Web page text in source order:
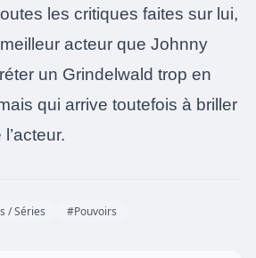
les critiques faites sur lui,
acteur que Johnny
un Grindelwald trop en
qui arrive toutefois à briller
/ Séries #Pouvoirs